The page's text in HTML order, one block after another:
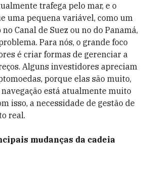
trafega pelo mar, e o
uma pequena variável, como um
Canal de Suez ou no do Panamá,
Para nós, o grande foco
é criar formas de gerenciar a
Alguns investidores apreciam
porque elas são muito,
está atualmente muito
isso, a necessidade de gestão de
real.
mudanças da cadeia